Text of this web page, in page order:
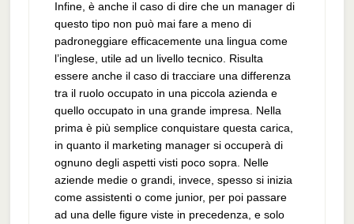
Infine, è anche il caso di dire che un manager di
questo tipo non può mai fare a meno di
padroneggiare efficacemente una lingua come
l’inglese, utile ad un livello tecnico. Risulta
essere anche il caso di tracciare una differenza
tra il ruolo occupato in una piccola azienda e
quello occupato in una grande impresa. Nella
prima è più semplice conquistare questa carica,
in quanto il marketing manager si occuperà di
ognuno degli aspetti visti poco sopra. Nelle
aziende medie o grandi, invece, spesso si inizia
come assistenti o come junior, per poi passare
ad una delle figure viste in precedenza, e solo